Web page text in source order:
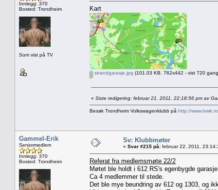
Innlegg: 370
Bosted: Trondheim
Som vist på TV
Kart
strandgarasje.jpg (101.03 KB. 762x442 - vist 720
« Siste redigering: februar 21, 2011, 22:18:56 pm av
Besøk Trondheim Volkswagenklubb på http://
Gammel-Erik
Seniormedlem
Innlegg: 370
Bosted: Trondheim
Sv: Klubbmøter
« Svar #215 på: februar 22, 2011,
Referat fra medlemsmøte 22/2
Møtet ble holdt i 612 RS's egenbygde
Ca 4 medlemmer til stede.
Det ble mye beundring av 612 og 1303, og